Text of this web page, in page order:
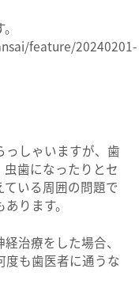
feature/20240201-
っしゃいますが、歯
歯になったりとセ
いる周囲の問題で
ります。
治療をした場合、
度も歯医者に通うな